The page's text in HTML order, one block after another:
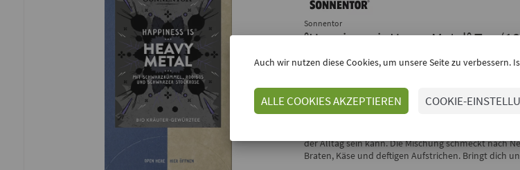
Sonnentor
°Happiness is Heavy Metal° Tee
°HAPPINESS IS HEAVY METAL° TEE VON
Das Leben ist doch ein Wunschkonzert! Mit
der Alltag sein kann. Die Mischung schmeckt nach
Braten, Käse und deftigen Aufstrichen. Bringt dich
Auch wir nutzen diese Cookies, um unsere Seite zu verbessern.
ALLE COOKIES AKZEPTIEREN COOKIE-